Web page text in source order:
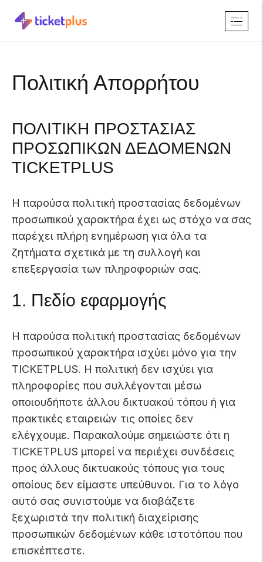
Πολιτική Απορρήτου
ΠΟΛΙΤΙΚΗ ΠΡΟΣΤΑΣΙΑΣ
ΠΡΟΣΩΠΙΚΩΝ ΔΕΔΟΜΕΝΩΝ
TICKETPLUS
Η παρούσα πολιτική προστασίας δεδομένων
προσωπικού χαρακτήρα έχει ως στόχο να σας
παρέχει πλήρη ενημέρωση για όλα τα
ζητήματα σχετικά με τη συλλογή και
επεξεργασία των πληροφοριών σας.
1. Πεδίο εφαρμογής
Η παρούσα πολιτική προστασίας δεδομένων
προσωπικού χαρακτήρα ισχύει μόνο για την
TICKETPLUS. Η πολιτική δεν ισχύει για
πληροφορίες που συλλέγονται μέσω
οποιουδήποτε άλλου δικτυακού τόπου ή για
πρακτικές εταιρειών τις οποίες δεν
ελέγχουμε. Παρακαλούμε σημειώστε ότι η
TICKETPLUS μπορεί να περιέχει συνδέσεις
προς άλλους δικτυακούς τόπους για τους
οποίους δεν είμαστε υπεύθυνοι. Για το λόγο
αυτό σας συνιστούμε να διαβάζετε
ξεχωριστά την πολιτική διαχείρισης
προσωπικών δεδομένων κάθε ιστοτόπου που
επισκέπτεστε.